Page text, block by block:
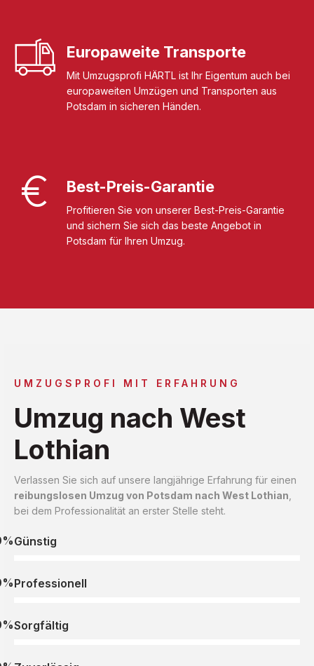
Europaweite Transporte
Mit Umzugsprofi HÄRTL ist Ihr Eigentum auch bei
europaweiten Umzügen und Transporten aus
Potsdam in sicheren Händen.
Best-Preis-Garantie
Profitieren Sie von unserer Best-Preis-Garantie
und sichern Sie sich das beste Angebot in
Potsdam für Ihren Umzug.
UMZUGSPROFI MIT ERFAHRUNG
Umzug nach West
Lothian
Verlassen Sie sich auf unsere langjährige Erfahrung für einen
reibungslosen Umzug von Potsdam nach West Lothian
bei dem Professionalität an erster Stelle steht.
Günstig
Professionell
Sorgfältig